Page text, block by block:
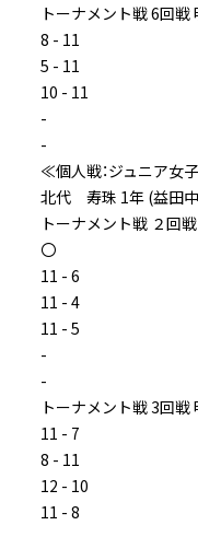
トーナメント戦 6回戦
8 - 11
5 - 11
10 - 11
-
-
≪個人戦：ジュニア女
北代 寿珠 1年 (益田中
トーナメント戦 ２回戦
〇
11 - 6
11 - 4
11 - 5
-
-
トーナメント戦 3回戦
11 - 7
8 - 11
12 - 10
11 - 8